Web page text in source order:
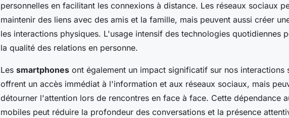
personnelles en facilitant les connexions à distance. Les réseaux sociaux
maintenir des liens avec des amis et la famille, mais peuvent aussi créer
les interactions physiques. L'usage intensif des technologies quotidiennes
la qualité des relations en personne.
Les smartphones ont également un impact significatif sur nos interactions
offrent un accès immédiat à l'information et aux réseaux sociaux, mais
détourner l'attention lors de rencontres en face à face. Cette dépendance
mobiles peut réduire la profondeur des conversations et la présence